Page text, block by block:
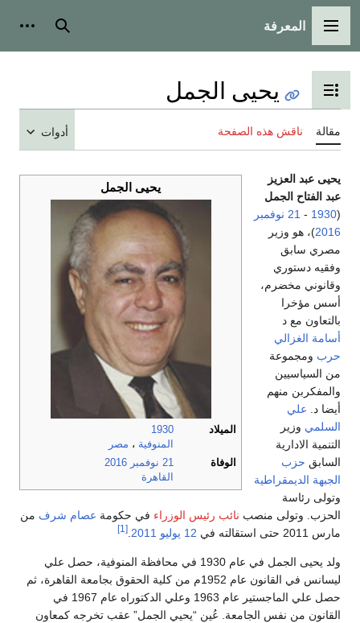
القائمة الرئيسية
المعرفة بحث
تبديل عرض جدول المحتويات
يحيى الجمل
مقالة ناقش هذه الصفحة أدوات
يحيى الجمل
الميلاد
1930
المنوفية ، مصر
الوفاة
21 نوفمبر
2016
القاهرة
يحيى عبد العزيز
عبد الفتاح الجمل
(
1930
- 21 نوفمبر
2016)، هو وزير
مصري سابق
وفقيه دستوري
وقانوني مخضرم،
أسس مؤخرا
بالتعاون مع د
أسامة الغزالي
حرب ومجموعة
من السياسيين
والمفكربن منهم
أيضا د. علي
السلمي وزير
التنمية الادارية
السابق حزب
الجبهة الديمقراطية
وتولى رئاسة
الحزب. وتولى منصب نائب رئيس الوزراء في حكومة عصام شرف من
مارس 2011 حتى استقالته في
12 يوليو 2011
[1]
ولد يحيى الجمل في عام 1930 في محافظة المنوفية، حصل علي
ليسانس في القانون عام 1952م من كلية الحقوق بجامعة القاهرة، ثم
حصل علي الماجستير عام 1963 وعلي الدكتوراه عام 1967 في
القانون من نفس الجامعة. عُين “يحيي الجمل” عقب تخرجه كمعاون